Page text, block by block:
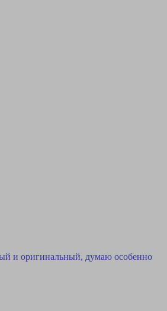
и оригинальный, думаю особенно